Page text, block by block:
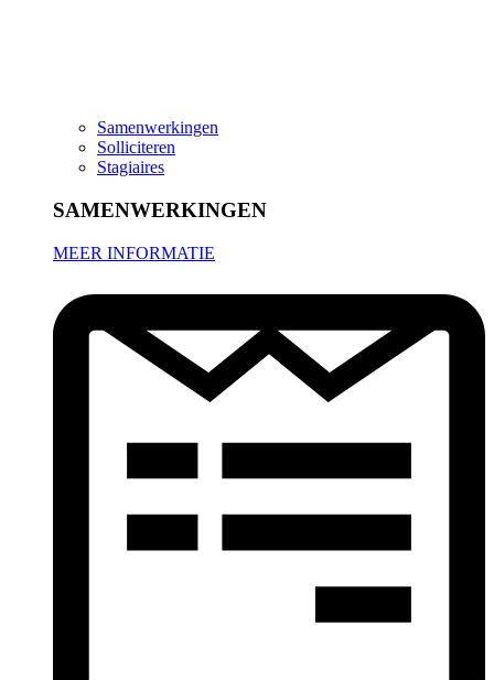
Samenwerkingen
Solliciteren
Stagiaires
SAMENWERKINGEN
MEER INFORMATIE